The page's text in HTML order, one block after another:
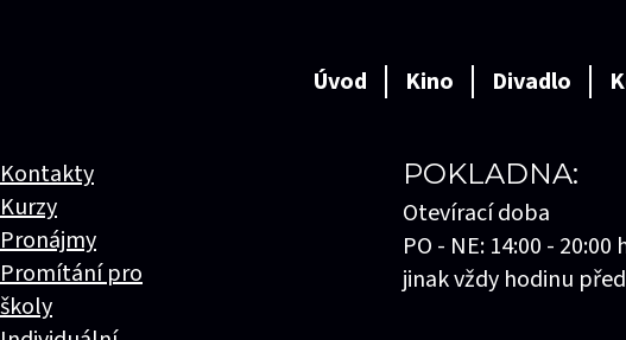
Úvod Kino Divadlo
Kontakty
Kurzy
Pronájmy
Promítání pro
školy
POKLADNA:
Otevírací doba
PO - NE: 14:00 - 20:00
jinak vždy hodinu